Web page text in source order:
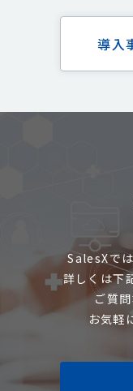
導入
SalesXでは
詳しくは下
ご質
お気軽